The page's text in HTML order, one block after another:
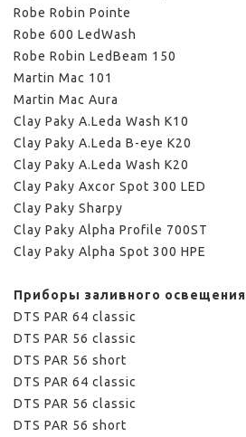
Robe Robin Pointe
Robe 600 LedWash
Robe Robin LedBeam 150
Martin Mac 101
Martin Mac Aura
Clay Paky A.Leda Wash K10
Clay Paky A.Leda B-eye K20
Clay Paky A.Leda Wash K20
Clay Paky Axcor Spot 300 LED
Clay Paky Sharpy
Clay Paky Alpha Profile 700ST
Clay Paky Alpha Spot 300 HPE
Приборы заливного освещения
DTS PAR 64 classic
DTS PAR 56 classic
DTS PAR 56 short
DTS PAR 64 classic
DTS PAR 56 classic
DTS PAR 56 short